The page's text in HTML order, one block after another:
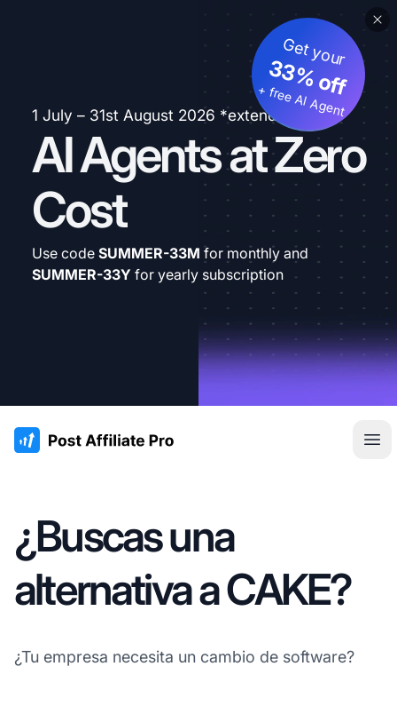
1 July – 31st August 2026 *extended
AI Agents at Zero
Cost
Get your
33% off
+ free AI Agent
Use code SUMMER-33M for monthly and
SUMMER-33Y for yearly subscription
:site.title
¿Buscas una
alternativa a CAKE?
¿Tu empresa necesita un cambio de software?